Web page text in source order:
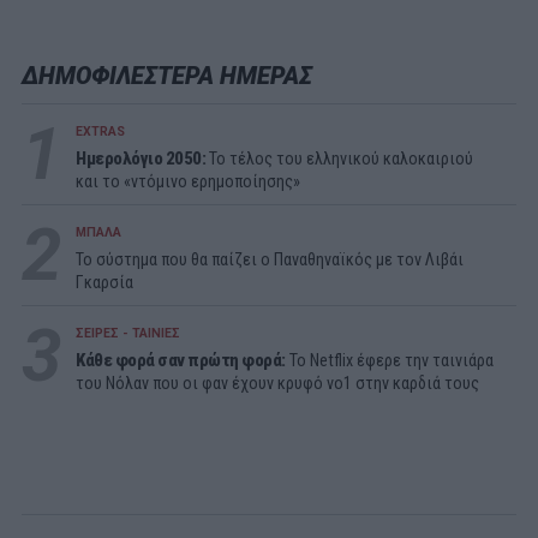
ΔΗΜΟΦΙΛΕΣΤΕΡΑ ΗΜΕΡΑΣ
EXTRAS
Ημερολόγιο 2050:To τέλος του ελληνικού καλοκαιριού
και το «ντόμινο ερημοποίησης»
ΜΠΑΛΑ
Το σύστημα που θα παίζει ο Παναθηναϊκός με τον Λιβάι
Γκαρσία
ΣΕΙΡΕΣ - ΤΑΙΝΙΕΣ
Κάθε φορά σαν πρώτη φορά: Το Netflix έφερε την ταινιάρα
του Νόλαν που οι φαν έχουν κρυφό νο1 στην καρδιά τους